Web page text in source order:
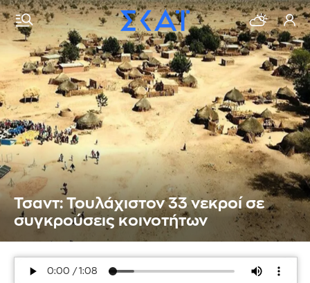
Τσαντ: Τουλάχιστον 33 νεκροί σε
συγκρούσεις κοινοτήτων